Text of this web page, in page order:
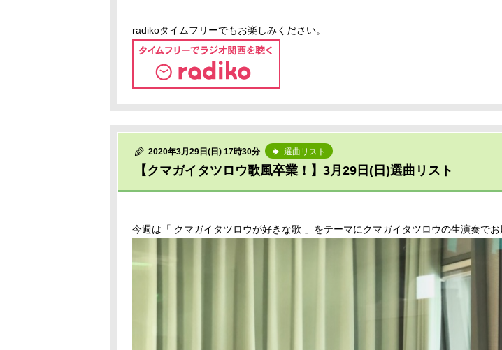
radikoタイムフリーでもお楽しみください。
2020年3月29日(日) 17時30分 選曲リスト
【クマガイタツロウ歌風卒業！】3月29日(日)選曲リスト
今週は「 クマガイタツロウが好きな歌 」をテーマにクマガイタツロウの生演奏でお